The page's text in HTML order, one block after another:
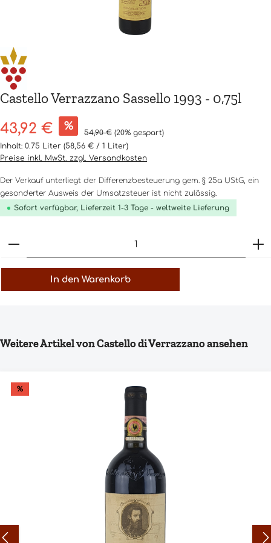
Castello Verrazzano Sassello 1993 - 0,75l
Verkaufspreis:
43,92 € % Regulärer Preis:
54,90 € (20% gespart)
Inhalt: 0.75 Liter (58,56 € / 1 Liter)
Preise inkl. MwSt. zzgl. Versandkosten
Der Verkauf unterliegt der Differenzbesteuerung gem. § 25a UStG, ein
gesonderter Ausweis der Umsatzsteuer ist nicht zulässig.
Sofort verfügbar, Lieferzeit 1-3 Tage - weltweite Lieferung
Produkt Anzahl: Gib den gewünschten Wert
In den Warenkorb
Produktgalerie überspringen
Weitere Artikel von Castello di Verrazzano ansehen
%